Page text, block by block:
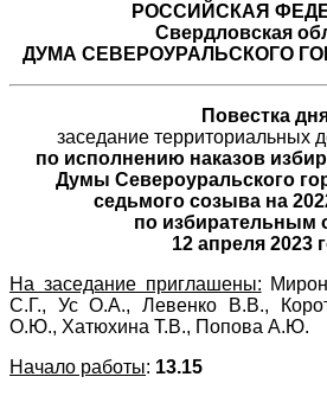
РОССИЙСКАЯ
Свердловская
ДУМА СЕВЕРОУРАЛЬСКОГО
Повестка
заседание территориальных
по исполнению наказов
Думы Североуральского
седьмого созыва на
по избирательным
12 апреля 2023
На заседание приглашены:
С.Г., Ус О.А., Левенко В.В.,
О.Ю., Хатюхина Т.В., Попова А.Ю.
Начало работы: 13.15